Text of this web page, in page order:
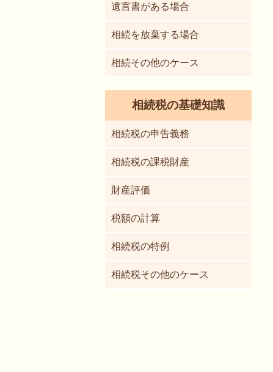
遺言書がある場合
相続を放棄する場合
相続その他のケース
相続税の基礎知識
相続税の申告義務
相続税の課税財産
財産評価
税額の計算
相続税の特例
相続税その他のケース